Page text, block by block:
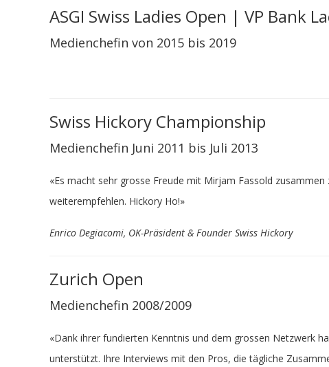
ASGI Swiss Ladies Open | VP Bank
Medienchefin von 2015 bis 2019
Swiss Hickory Championship
Medienchefin Juni 2011 bis Juli 2013
«Es macht sehr grosse Freude mit Mirjam Fassold
weiterempfehlen. Hickory Ho!»
Enrico Degiacomi, OK-Präsident & Founder Swiss Hickory
Zurich Open
Medienchefin 2008/2009
«Dank ihrer fundierten Kenntnis und dem grossen Netzwerk
unterstützt. Ihre Interviews mit den Pros, die tägliche